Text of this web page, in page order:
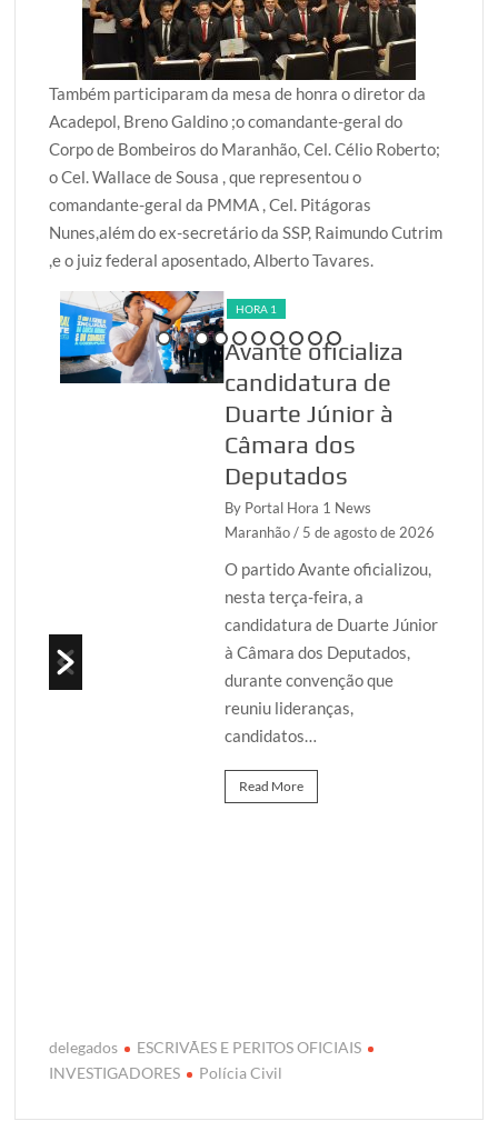
Também participaram da mesa de honra o diretor da
Acadepol, Breno Galdino ;o comandante-geral do
Corpo de Bombeiros do Maranhão, Cel. Célio Roberto;
o Cel. Wallace de Sousa , que representou o
comandante-geral da PMMA , Cel. Pitágoras
Nunes,além do ex-secretário da SSP, Raimundo Cutrim
,e o juiz federal aposentado, Alberto Tavares.
HORA 1
Weverton Rocha
é citado em
decisão sobre
nova fase da
Operação Sem
Desconto
By Portal Hora 1 News
Maranhão/ 4 de agosto de
2026
A decisão do ministro
André Mendonça, do
Supremo Tribunal Federal
(STF), divulgada nesta
segunda-feira (3), detalha
pela…
delegados
ESCRIVÃES E PERITOS OFICIAIS
INVESTIGADORES
Polícia Civil